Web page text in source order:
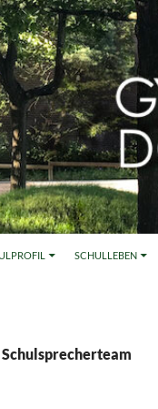
SCHULLEBEN